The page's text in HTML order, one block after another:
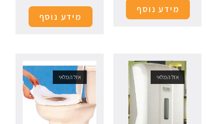
מידע נוסף
מידע נוסף
אזל המלאי אזל המלאי